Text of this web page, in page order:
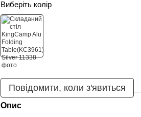
Виберіть колір
Повідомити, коли з'явиться
Опис